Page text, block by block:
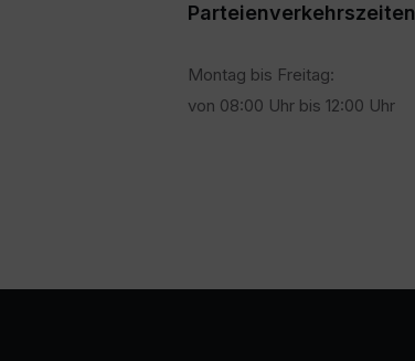
Parteienverkehrszeiten
Montag bis Freitag:
von 08:00 Uhr bis 12:00 Uhr